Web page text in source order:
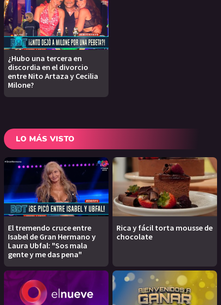
¿Hubo una tercera en
discordia en el divorcio
entre Nito Artaza y Cecilia
Milone?
LO MÁS VISTO
El tremendo cruce entre
Isabel de Gran Hermano y
Laura Ubfal: "Sos mala
gente y me das pena"
Rica y fácil torta mousse de
chocolate